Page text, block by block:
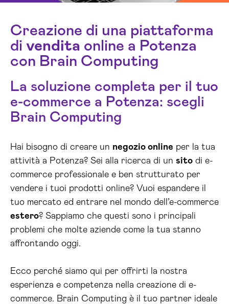
Creazione di una piattaforma
di vendita online a Potenza
con Brain Computing
La soluzione completa per il tuo
e-commerce a Potenza: scegli
Brain Computing
Hai bisogno di creare un negozio online per la tua
attività a Potenza? Sei alla ricerca di un sito di e-
commerce professionale e ben strutturato per
vendere i tuoi prodotti online? Vuoi espandere il
tuo mercato ed entrare nel mondo dell’e-commerce
estero? Sappiamo che questi sono i principali
problemi che molte aziende come la tua stanno
affrontando oggi.
Ecco perché siamo qui per offrirti la nostra
esperienza e competenza nella creazione di e-
commerce. Brain Computing è il tuo partner ideale